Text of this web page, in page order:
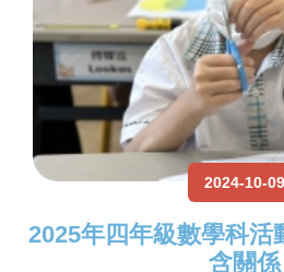
2024-10-09
2025年四年級數學科活
含關係